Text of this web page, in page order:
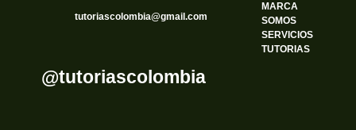
tutoriascolombia@gmail.com
@tutoriascolombia
MARCA
SOMOS
SERVICIOS
TUTORIAS